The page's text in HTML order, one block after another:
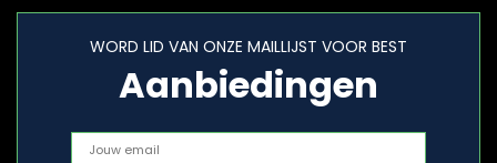
WORD LID VAN ONZE MAILLIJST VOOR BEST
Aanbiedingen